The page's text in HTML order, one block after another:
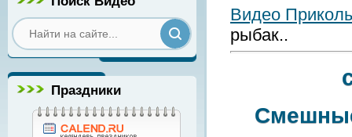
Праздники
Видео
рыбак..